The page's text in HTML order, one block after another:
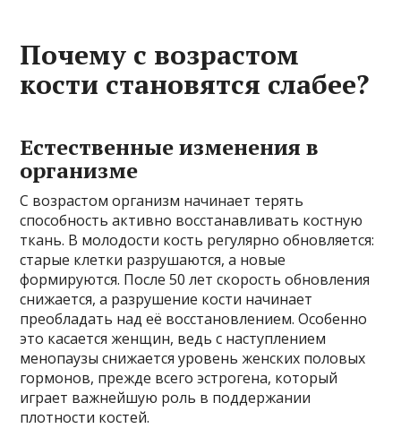
Почему с возрастом
кости становятся слабее?
Естественные изменения в
организме
С возрастом организм начинает терять
способность активно восстанавливать костную
ткань. В молодости кость регулярно обновляется:
старые клетки разрушаются, а новые
формируются. После 50 лет скорость обновления
снижается, а разрушение кости начинает
преобладать над её восстановлением. Особенно
это касается женщин, ведь с наступлением
менопаузы снижается уровень женских половых
гормонов, прежде всего эстрогена, который
играет важнейшую роль в поддержании
плотности костей.